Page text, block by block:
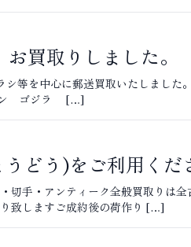
買取りしました。
等を中心に郵送買取いたしまし
ン ゴジラ […]
どう)をご利用くだ
・アンティーク全般買取りは全
致しますご成約後の荷作り […]